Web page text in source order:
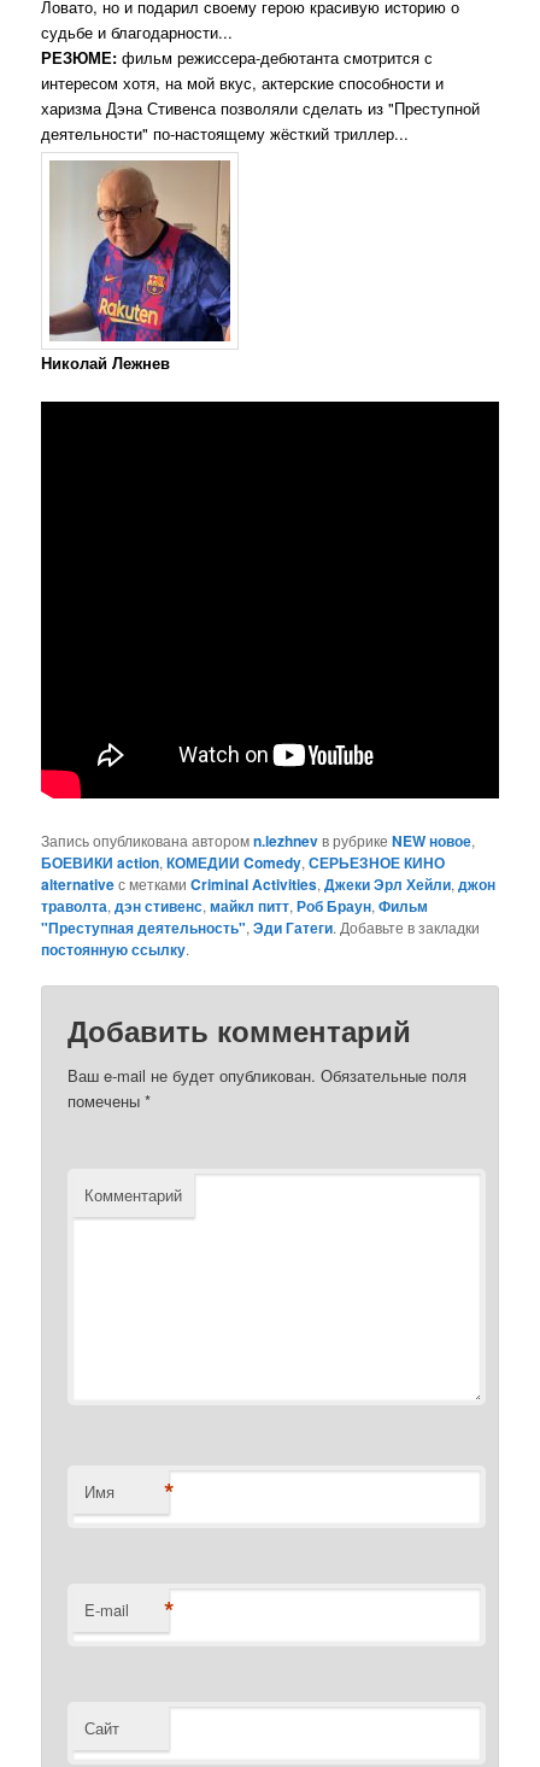
Ловато, но и подарил своему герою красивую историю о
судьбе и благодарности...
РЕЗЮМЕ: фильм режиссера-дебютанта смотрится с
интересом хотя, на мой вкус, актерские способности и
харизма Дэна Стивенса позволяли сделать из "Преступной
деятельности" по-настоящему жёсткий триллер...
Николай Лежнев
Запись опубликована авторомn.lezhnevв рубрикеNEW новое,
БОЕВИКИ action,КОМЕДИИ Comedy,СЕРЬЕЗНОЕ КИНО
alternativeс меткамиCriminal Activities,Джеки Эрл Хейли,джон
траволта,дэн стивенс,майкл питт,Роб Браун,Фильм
"Преступная деятельность",Эди Гатеги. Добавьте в закладки
постоянную ссылку.
Добавить комментарий
Ваш e-mail не будет опубликован. Обязательные поля
помечены*
Комментарий
Имя *
E-mail *
Сайт